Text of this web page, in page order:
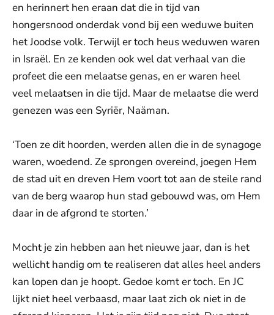
en herinnert hen eraan dat die in tijd van
hongersnood onderdak vond bij een weduwe buiten
het Joodse volk. Terwijl er toch heus weduwen waren
in Israël. En ze kenden ook wel dat verhaal van die
profeet die een melaatse genas, en er waren heel
veel melaatsen in die tijd. Maar de melaatse die werd
genezen was een Syriër, Naäman.
‘Toen ze dit hoorden, werden allen die in de synagoge
waren, woedend. Ze sprongen overeind, joegen Hem
de stad uit en dreven Hem voort tot aan de steile rand
van de berg waarop hun stad gebouwd was, om Hem
daar in de afgrond te storten.’
Mocht je zin hebben aan het nieuwe jaar, dan is het
wellicht handig om te realiseren dat alles heel anders
kan lopen dan je hoopt. Gedoe komt er toch. En JC
lijkt niet heel verbaasd, maar laat zich ok niet in de